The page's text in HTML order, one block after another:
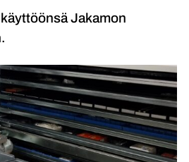
Jakamon